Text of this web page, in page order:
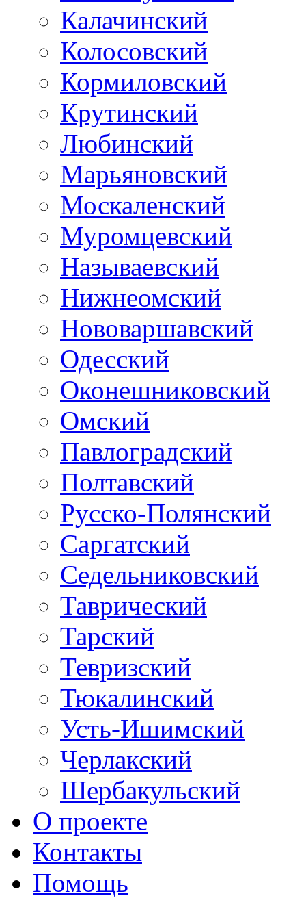
Калачинский
Колосовский
Кормиловский
Крутинский
Любинский
Марьяновский
Москаленский
Муромцевский
Называевский
Нижнеомский
Нововаршавский
Одесский
Оконешниковский
Омский
Павлоградский
Полтавский
Русско-Полянский
Саргатский
Седельниковский
Таврический
Тарский
Тевризский
Тюкалинский
Усть-Ишимский
Черлакский
Шербакульский
О проекте
Контакты
Помощь